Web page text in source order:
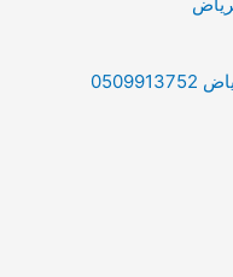
شركة دهانات بحي النفل بالرياض 0509913752